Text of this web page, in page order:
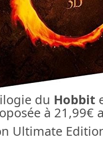
du Hobbit
à 21,99€
Ultimate